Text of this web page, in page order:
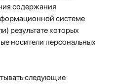
содержания
системе
результате которых
носители персональных
следующие